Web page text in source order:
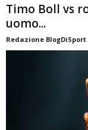
Timo Boll vs
uomo...
Redazione BlogDiSport